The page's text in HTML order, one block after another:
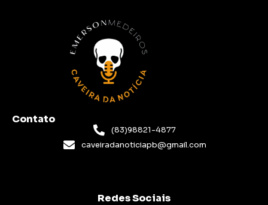
Contato
(83)98821-4877
caveiradanoticiapb@gmail.com
Redes Sociais